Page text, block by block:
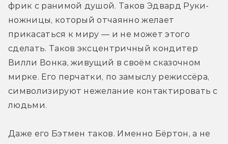
фрик с ранимой душой. Таков Эдвард Руки-
ножницы, который отчаянно желает
прикасаться к миру — и не может этого
сделать. Таков эксцентричный кондитер
Вилли Вонка, живущий в своём сказочном
мирке. Его перчатки, по замыслу режиссёра,
символизируют нежелание контактировать с
людьми.
Даже его Бэтмен таков. Именно Бёртон, а не